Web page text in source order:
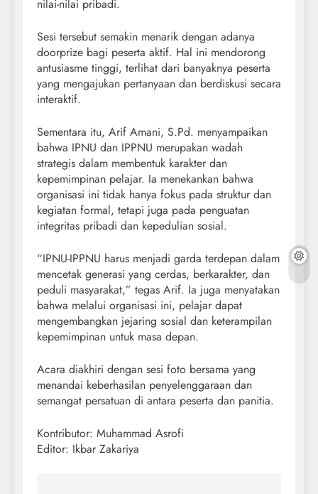
nilai-nilai pribadi.
Sesi tersebut semakin menarik dengan adanya
doorprize bagi peserta aktif. Hal ini mendorong
antusiasme tinggi, terlihat dari banyaknya peserta
yang mengajukan pertanyaan dan berdiskusi secara
interaktif.
Sementara itu, Arif Amani, S.Pd. menyampaikan
bahwa IPNU dan IPPNU merupakan wadah
strategis dalam membentuk karakter dan
kepemimpinan pelajar. Ia menekankan bahwa
organisasi ini tidak hanya fokus pada struktur dan
kegiatan formal, tetapi juga pada penguatan
integritas pribadi dan kepedulian sosial.
“IPNU-IPPNU harus menjadi garda terdepan dalam
mencetak generasi yang cerdas, berkarakter, dan
peduli masyarakat,” tegas Arif. Ia juga menyatakan
bahwa melalui organisasi ini, pelajar dapat
mengembangkan jejaring sosial dan keterampilan
kepemimpinan untuk masa depan.
Acara diakhiri dengan sesi foto bersama yang
menandai keberhasilan penyelenggaraan dan
semangat persatuan di antara peserta dan panitia.
Kontributor: Muhammad Asrofi
Editor: Ikbar Zakariya